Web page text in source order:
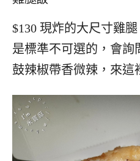
$130 現炸的大尺寸雞
是標準不可選的，會詢
鼓辣椒帶香微辣，來這